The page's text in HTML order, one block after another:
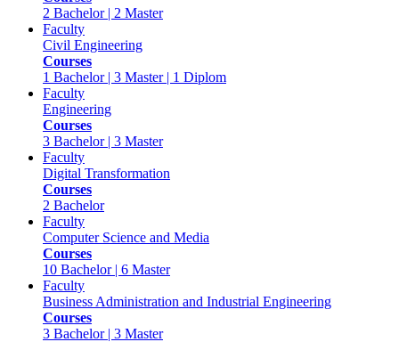
2 Bachelor | 2 Master
Faculty
Civil Engineering
Courses
1 Bachelor | 3 Master | 1 Diplom
Faculty
Engineering
Courses
3 Bachelor | 3 Master
Faculty
Digital Transformation
Courses
2 Bachelor
Faculty
Computer Science and Media
Courses
10 Bachelor | 6 Master
Faculty
Business Administration and Industrial Engineering
Courses
3 Bachelor | 3 Master